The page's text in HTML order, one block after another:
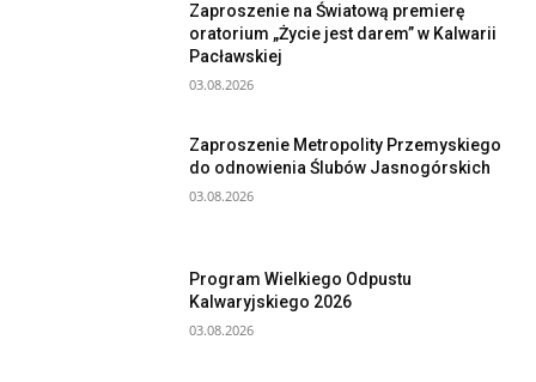
Zaproszenie na Światową premierę
oratorium „Życie jest darem” w Kalwarii
Pacławskiej
03.08.2026
Zaproszenie Metropolity Przemyskiego
do odnowienia Ślubów Jasnogórskich
03.08.2026
Program Wielkiego Odpustu
Kalwaryjskiego 2026
03.08.2026